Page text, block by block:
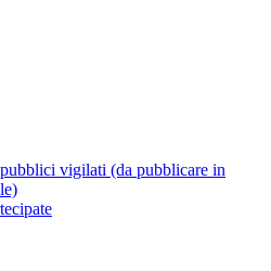
vigilati (da pubblicare in